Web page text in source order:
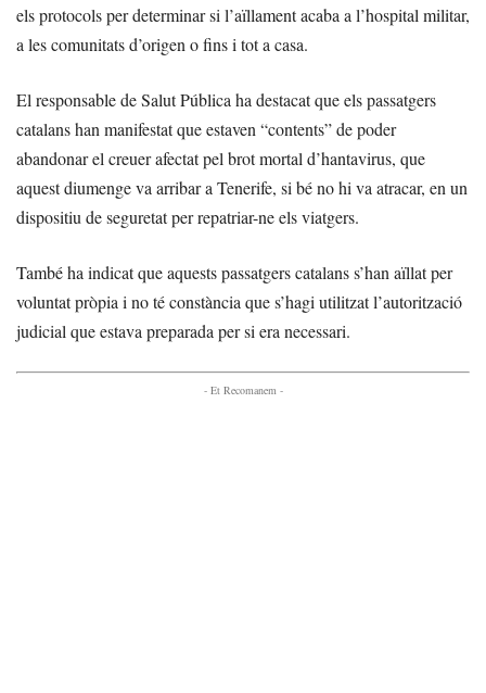
els protocols per determinar si l’aïllament acaba a l’hospital militar,
a les comunitats d’origen o fins i tot a casa.
El responsable de Salut Pública ha destacat que els passatgers
catalans han manifestat que estaven “contents” de poder
abandonar el creuer afectat pel brot mortal d’hantavirus, que
aquest diumenge va arribar a Tenerife, si bé no hi va atracar, en un
dispositiu de seguretat per repatriar-ne els viatgers.
També ha indicat que aquests passatgers catalans s’han aïllat per
voluntat pròpia i no té constància que s’hagi utilitzat l’autorització
judicial que estava preparada per si era necessari.
- Et Recomanem -